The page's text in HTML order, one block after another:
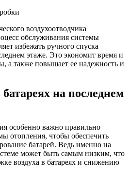
воздухоотводчика
обслуживания системы
избежать ручного спуска
этаже. Это экономит время и
а также повышает ее надежность и
на последнем
особенно важно правильно
отопления, чтобы обеспечить
батарей. Ведь именно на
может быть самым низким, что
воздуха в батареях и снижению